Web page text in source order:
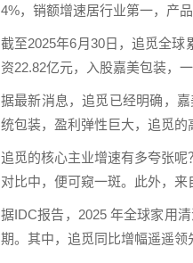
4%，销额增速居行业第一，产
截至2025年6月30日，追觅全球
资22.82亿元，入股嘉美包装，
据最新消息，追觅已经明确，
统包装，盈利弹性巨大，追觅的
追觅的核心主业增速有多夸张
对比中，便可窥一斑。此外，来
据IDC报告，2025 年全球家用
期。其中，追觅同比增幅遥遥领